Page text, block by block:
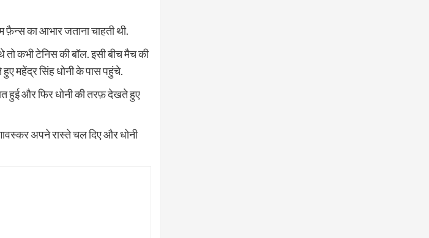
फ़ैन्स का आभार जताना चाहती थी.
कभी टेनिस की बॉल. इसी बीच मैच की
महेंद्र सिंह धोनी के पास पहुंचे.
हुई और फिर धोनी की तरफ़ देखते हुए
अपने रास्ते चल दिए और धोनी